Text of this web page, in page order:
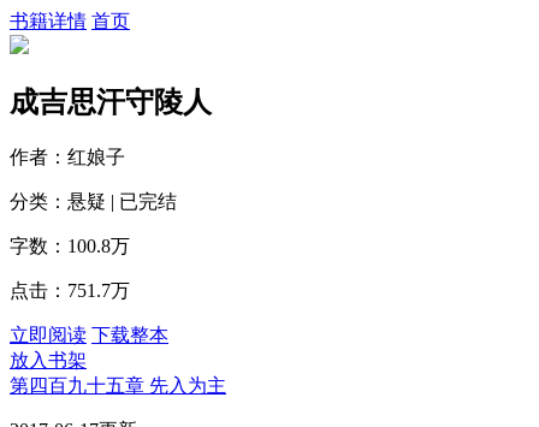
书籍详情 首页
成吉思汗守陵人
作者：红娘子
分类：悬疑 | 已完结
字数：100.8万
点击：751.7万
立即阅读 下载整本
放入书架
第四百九十五章 先入为主